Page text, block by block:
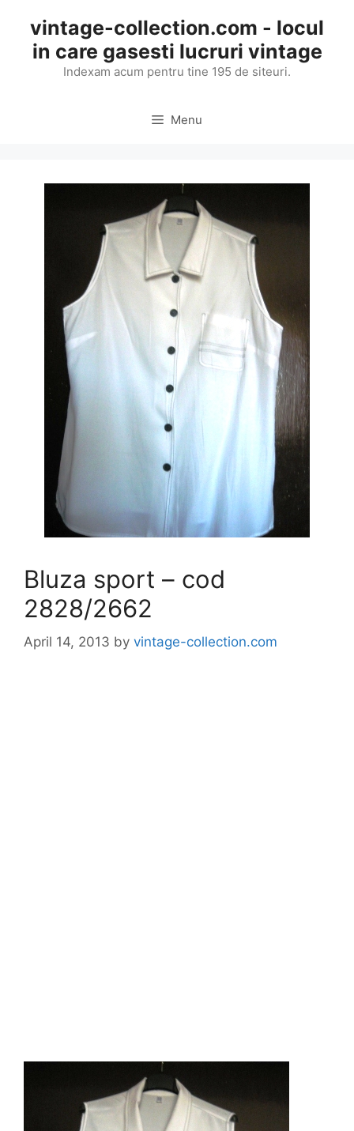
content
vintage-collection.com - locul
in care gasesti lucruri vintage
Indexam acum pentru tine 195 de siteuri.
Menu
Bluza sport – cod
2828/2662
April 14, 2013 by vintage-collection.com